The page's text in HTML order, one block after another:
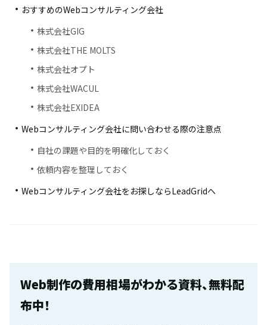
おすすめのWebコンサルティング会社
株式会社GIG
株式会社THE MOLTS
株式会社オプト
株式会社WACUL
株式会社EXIDEA
Webコンサルティング会社に問い合わせる際の注意点
自社の課題や目的を明確化しておく
依頼内容を整理しておく
Webコンサルティング会社をお探しならLeadGridへ
Web制作の費用相場がわかる資料、無料配
布中！